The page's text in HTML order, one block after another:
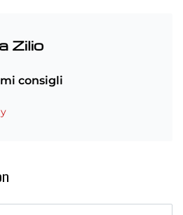
Zilio
consigli